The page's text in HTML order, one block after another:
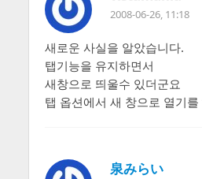
2008-06-26, 11:18
새로운 사실을 알았습니다.
탭기능을 유지하면서
새창으로 띄울수 있더군요
탭 옵션에서 새 창으로 열기
泉みらい